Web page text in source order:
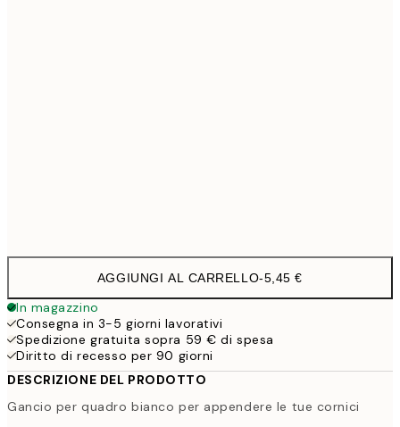
AGGIUNGI AL CARRELLO-5,45 €
In magazzino
Consegna in 3-5 giorni lavorativi
Spedizione gratuita sopra 59 € di spesa
Diritto di recesso per 90 giorni
DESCRIZIONE DEL PRODOTTO
Gancio per quadro bianco per appendere le tue cornici